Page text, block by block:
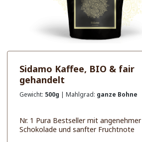
Sidamo Kaffee, BIO & fair
gehandelt
Gewicht: 500g | Mahlgrad: ganze Bohne
Nr. 1 Pura Bestseller mit angenehmer
Schokolade und sanfter Fruchtnote